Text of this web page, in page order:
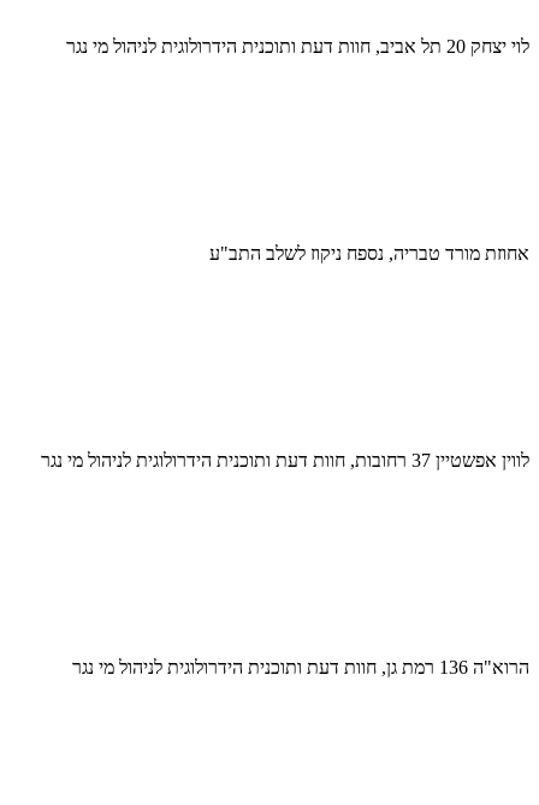
לוי יצחק 20 תל אביב, חוות דעת ותוכנית הידרולוגית לניהול מי נגר
אחוזת מורד טבריה, נספח ניקוז לשלב התב"ע
לווין אפשטיין 37 רחובות, חוות דעת ותוכנית הידרולוגית לניהול מי נגר
הרוא"ה 136 רמת גן, חוות דעת ותוכנית הידרולוגית לניהול מי נגר